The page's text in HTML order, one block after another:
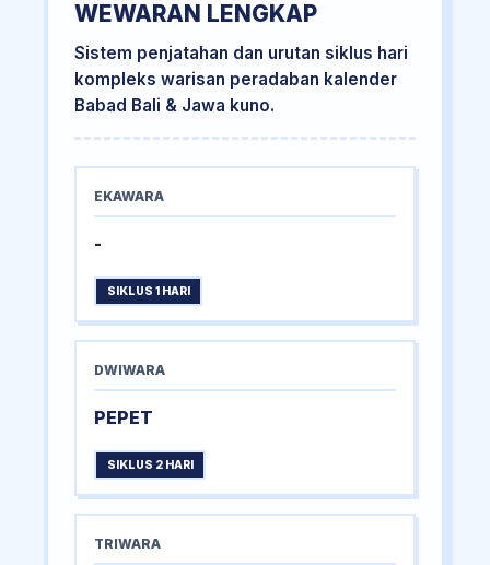
WEWARAN LENGKAP
Sistem penjatahan dan urutan siklus hari
kompleks warisan peradaban kalender
Babad Bali & Jawa kuno.
EKAWARA
-
SIKLUS 1 HARI
DWIWARA
PEPET
SIKLUS 2 HARI
TRIWARA